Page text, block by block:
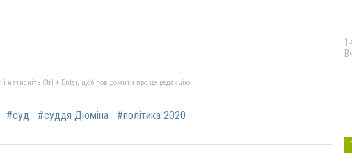
натисніть Ctrl + Enter, щоб повідомити про це редакцію
#суд #суддя Дюміна #політика 2020